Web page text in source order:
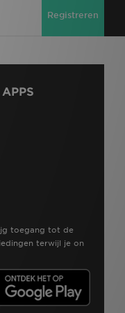
Registreren
toegang tot de
terwijl je on